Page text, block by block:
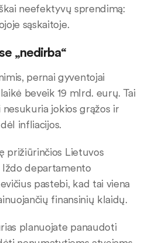
neefektyvų sprendimą:
sąskaitoje.
„nedirba“
pernai gyventojai
beveik 19 mlrd. eurų. Tai
nesukuria jokios grąžos ir
infliacijos.
prižiūrinčios Lietuvos
departamento
pastebi, kad tai viena
finansinių klaidų.
planuojate panaudoti